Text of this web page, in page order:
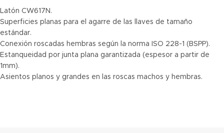
Latón CW617N.
Superficies planas para el agarre de las llaves de tamaño
estándar.
Conexión roscadas hembras según la norma ISO 228-1 (BSPP).
Estanqueidad por junta plana garantizada (espesor a partir de
1mm).
Asientos planos y grandes en las roscas machos y hembras.